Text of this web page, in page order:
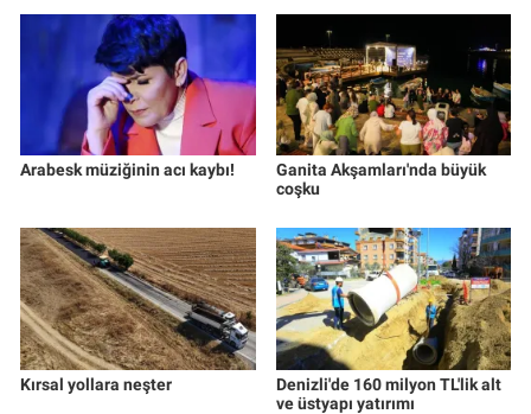
Arabesk müziğinin acı kaybı!
Ganita Akşamları'nda büyük
coşku
Kırsal yollara neşter
Denizli'de 160 milyon TL'lik alt
ve üstyapı yatırımı